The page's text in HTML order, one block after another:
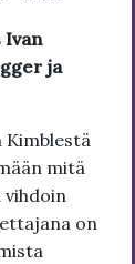
Ivan
ja
Kimblestä
mitä
vihdoin
on